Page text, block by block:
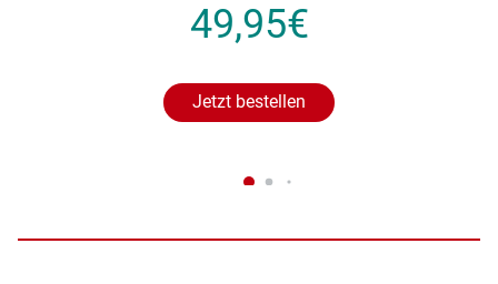
49,95€
Jetzt bestellen